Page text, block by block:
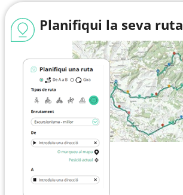
Planifiqui la seva ruta